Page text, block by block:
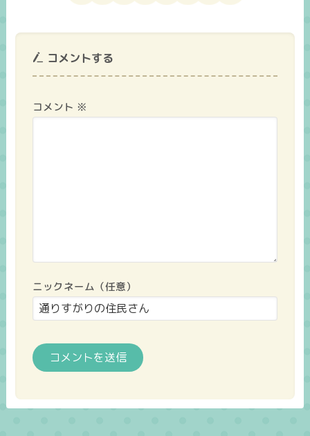
コメントする
コメント ※
ニックネーム（任意）